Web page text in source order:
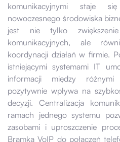
komunikacyjnymi staje
nowoczesnego środowiska
jest nie tylko
komunikacyjnych, ale
koordynacji działań w firmie.
istniejącymi systemami IT
informacji między
pozytywnie wpływa na
decyzji. Centralizacja
ramach jednego systemu
zasobami i uproszczenie
Bramka VoIP do połączeń